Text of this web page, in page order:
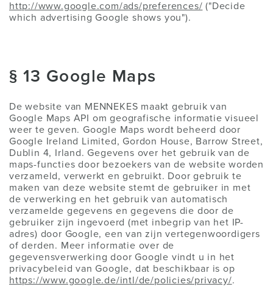
http://www.google.com/ads/preferences/ ("Decide
which advertising Google shows you").
§ 13 Google Maps
De website van MENNEKES maakt gebruik van
Google Maps API om geografische informatie visueel
weer te geven. Google Maps wordt beheerd door
Google Ireland Limited, Gordon House, Barrow Street,
Dublin 4, Irland. Gegevens over het gebruik van de
maps-functies door bezoekers van de website worden
verzameld, verwerkt en gebruikt. Door gebruik te
maken van deze website stemt de gebruiker in met
de verwerking en het gebruik van automatisch
verzamelde gegevens en gegevens die door de
gebruiker zijn ingevoerd (met inbegrip van het IP-
adres) door Google, een van zijn vertegenwoordigers
of derden. Meer informatie over de
gegevensverwerking door Google vindt u in het
privacybeleid van Google, dat beschikbaar is op
https://www.google.de/intl/de/policies/privacy/.